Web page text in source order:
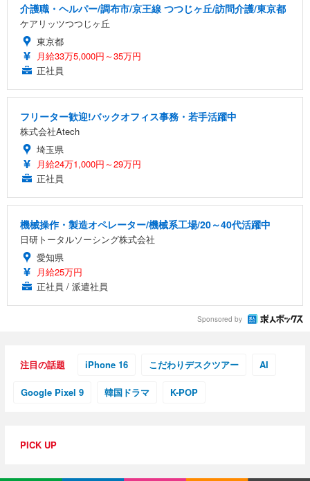
介護職・ヘルパー/調布市/京王線 つつじヶ丘/訪問介護/東京都
ケアリッツつつじヶ丘
東京都
月給33万5,000円～35万円
正社員
フリーター歓迎!バックオフィス事務・若手活躍中
株式会社Atech
埼玉県
月給24万1,000円～29万円
正社員
機械操作・製造オペレーター/機械系工場/20～40代活躍中
日研トータルソーシング株式会社
愛知県
月給25万円
正社員 / 派遣社員
Sponsored by
注目の話題 iPhone 16 こだわりデスクツアー AI
Google Pixel 9 韓国ドラマ K-POP
PICK UP